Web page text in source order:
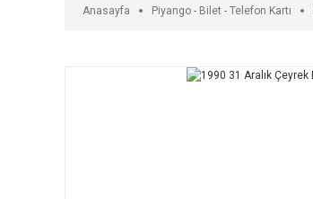
Anasayfa Piyango - Bilet - Telefon Kartı